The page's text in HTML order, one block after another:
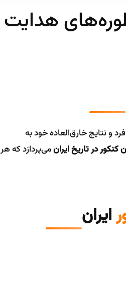
هدایت
و نتایج خارق‌العاده خود به
کنکور در تاریخ ایرانمی‌پردازد که هر
ایران